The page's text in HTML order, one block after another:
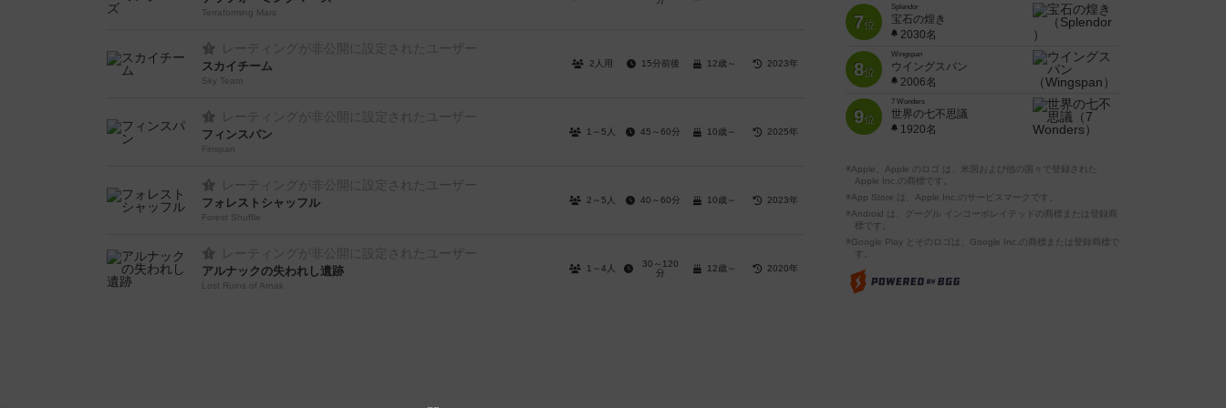
Terraforming Mars
レーティングが非公開に設定されたユーザー
スカイチーム
Sky Team
2人用 15分前後 12歳～ 2023年
レーティングが非公開に設定されたユーザー
フィンスパン
Finspan
1～5人 45～60分 10歳～ 2025年
レーティングが非公開に設定されたユーザー
フォレストシャッフル
Forest Shuffle
2～5人 40～60分 10歳～ 2023年
レーティングが非公開に設定されたユーザー
アルナックの失われし遺跡
Lost Ruins of Arnak
1～4人
30～120
分
12歳～ 2020年
7位
Splendor
宝石の煌き
2030名
8位
Wingspan
ウイングスパン
2006名
9位
7 Wonders
世界の七不思議
1920名
※Apple、Apple のロゴ は、米国および他の国々で登録された
Apple Inc.の商標です。
※App Store は、Apple Inc.のサービスマークです。
※Android は、グーグル インコーポレイテッドの商標または登録商
標です。
※Google Play とそのロゴは、Google Inc.の商標または登録商標で
す。